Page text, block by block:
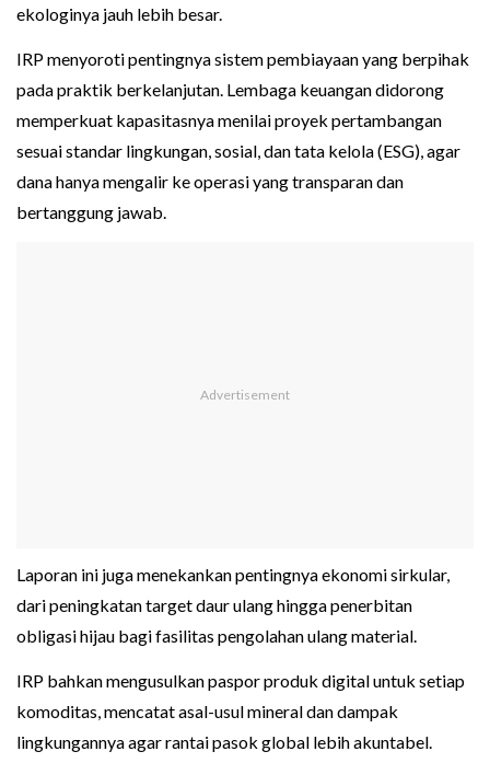
ekologinya jauh lebih besar.
IRP menyoroti pentingnya sistem pembiayaan yang berpihak
pada praktik berkelanjutan. Lembaga keuangan didorong
memperkuat kapasitasnya menilai proyek pertambangan
sesuai standar lingkungan, sosial, dan tata kelola (ESG), agar
dana hanya mengalir ke operasi yang transparan dan
bertanggung jawab.
Laporan ini juga menekankan pentingnya ekonomi sirkular,
dari peningkatan target daur ulang hingga penerbitan
obligasi hijau bagi fasilitas pengolahan ulang material.
IRP bahkan mengusulkan paspor produk digital untuk setiap
komoditas, mencatat asal-usul mineral dan dampak
lingkungannya agar rantai pasok global lebih akuntabel.